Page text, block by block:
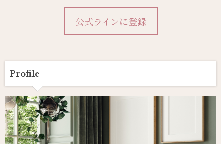
公式ラインに登録
Profile